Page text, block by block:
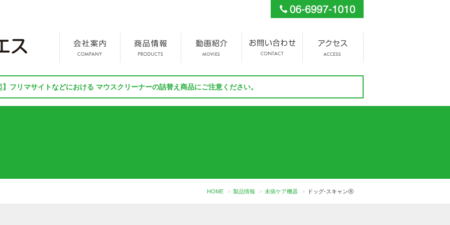
】フリマサイトなどにおける マウスクリーナーの詰替え商品にご注意ください。
HOME 製品情報 未病ケア機器 ドッグ‐スキャンⓇ